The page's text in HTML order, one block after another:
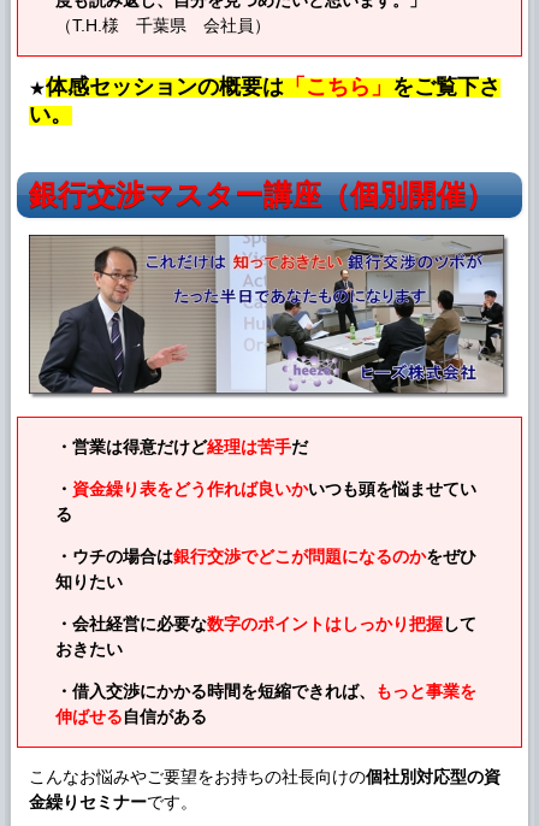
（T.H.様 千葉県 会社員）
★体感セッションの概要は「こちら」をご覧下さ
い。
銀行交渉マスター講座（個別開催）
・営業は得意だけど経理は苦手だ
・ 資金繰り表をどう作れば良いかいつも頭を悩ませてい
る
・ウチの場合は銀行交渉でどこが問題になるのかをぜひ
知りたい
・会社経営に必要な数字のポイントはしっかり把握して
おきたい
・借入交渉にかかる時間を短縮できれば、
もっと事業を
伸ばせる自信がある
こんなお悩みやご要望をお持ちの社長向けの個社別対応型の資
金繰りセミナーです。